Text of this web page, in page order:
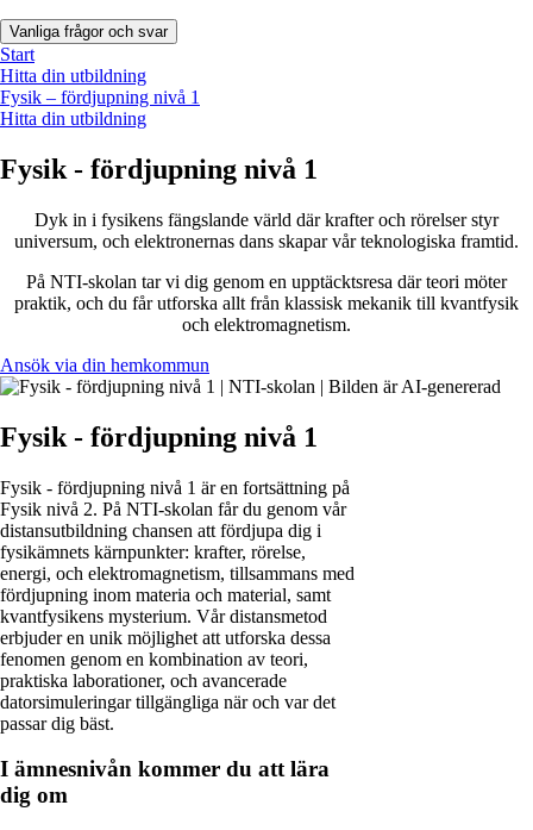
Vanliga frågor och svar
Start
Hitta din utbildning
Fysik – fördjupning nivå 1
Hitta din utbildning
Fysik - fördjupning nivå 1
Dyk in i fysikens fängslande värld där krafter och rörelser styr
universum, och elektronernas dans skapar vår teknologiska framtid.
På NTI-skolan tar vi dig genom en upptäcktsresa där teori möter
praktik, och du får utforska allt från klassisk mekanik till kvantfysik
och elektromagnetism.
Ansök via din hemkommun
Fysik - fördjupning nivå 1
Fysik - fördjupning nivå 1 är en fortsättning på
Fysik nivå 2. På NTI-skolan får du genom vår
distansutbildning chansen att fördjupa dig i
fysikämnets kärnpunkter: krafter, rörelse,
energi, och elektromagnetism, tillsammans med
fördjupning inom materia och material, samt
kvantfysikens mysterium. Vår distansmetod
erbjuder en unik möjlighet att utforska dessa
fenomen genom en kombination av teori,
praktiska laborationer, och avancerade
datorsimuleringar tillgängliga när och var det
passar dig bäst.
I ämnesnivån kommer du att lära
dig om